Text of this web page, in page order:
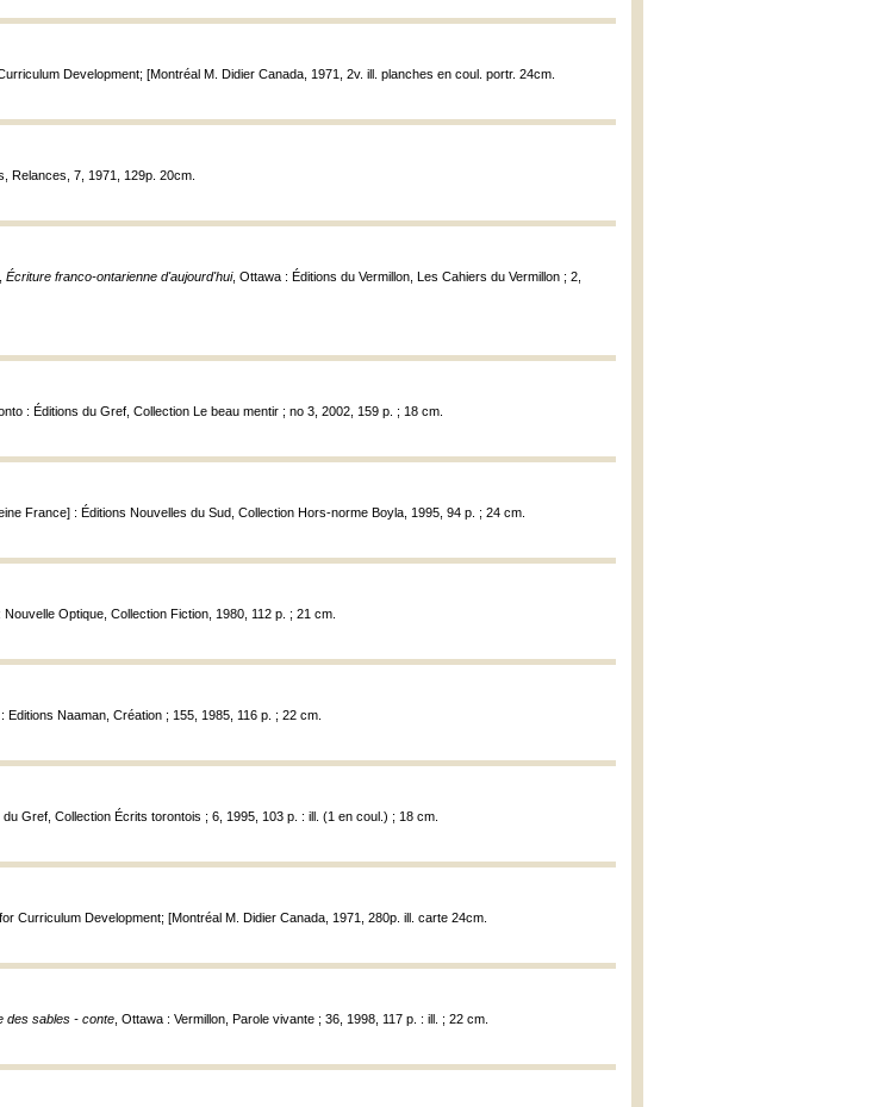
Development; [Montréal M. Didier Canada, 1971, 2v. ill. planches en coul. portr. 24cm.
Relances, 7, 1971, 129p. 20cm.
Écriture franco-ontarienne d'aujourd'hui, Ottawa : Éditions du Vermillon, Les Cahiers du Vermillon ; 2,
: Éditions du Gref, Collection Le beau mentir ; no 3, 2002, 159 p. ; 18 cm.
France] : Éditions Nouvelles du Sud, Collection Hors-norme Boyla, 1995, 94 p. ; 24 cm.
Nouvelle Optique, Collection Fiction, 1980, 112 p. ; 21 cm.
: Editions Naaman, Création ; 155, 1985, 116 p. ; 22 cm.
du Gref, Collection Écrits torontois ; 6, 1995, 103 p. : ill. (1 en coul.) ; 18 cm.
for Curriculum Development; [Montréal M. Didier Canada, 1971, 280p. ill. carte 24cm.
des sables - conte , Ottawa : Vermillon, Parole vivante ; 36, 1998, 117 p. : ill. ; 22 cm.